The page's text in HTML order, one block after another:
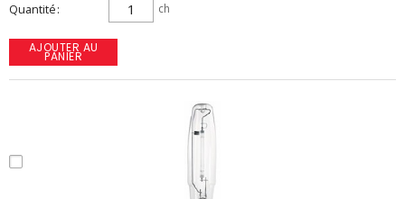
Quantité ch
AJOUTER AU
PANIER